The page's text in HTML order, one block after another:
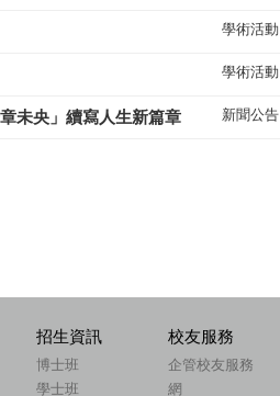
學術活動
學術活動
未央」續寫人生新篇章 新聞公告
招生資訊
博士班
學士班
校友服務
企管校友服務
網